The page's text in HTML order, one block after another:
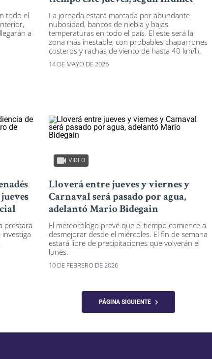
todo el
a
La jornada estará marcada por abundante
nubosidad, bancos de niebla y bajas
temperaturas en todo el país. El este será la
zona más inestable, con probables chaparrones
costeros y rachas de viento de hasta 40 km/h.
14 DE MAYO DE 2026
prestará
VIDEO
Lloverá entre jueves y viernes y
Carnaval será pasado por agua,
adelantó Mario Bidegain
El meteorólogo prevé que el tiempo comience a
desmejorar desde el miércoles. El fin de semana
estará libre de precipitaciones que volverán el
lunes.
10 DE FEBRERO DE 2026
PÁGINA SIGUIENTE